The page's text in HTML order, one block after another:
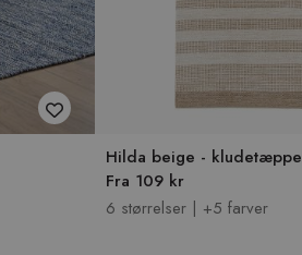
Hilda beige - kludetæppe
Fra 109 kr
6 størrelser | +5 farver